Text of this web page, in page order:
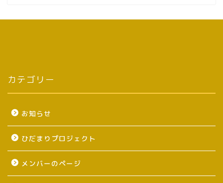
カテゴリー
お知らせ
ひだまりプロジェクト
メンバーのページ